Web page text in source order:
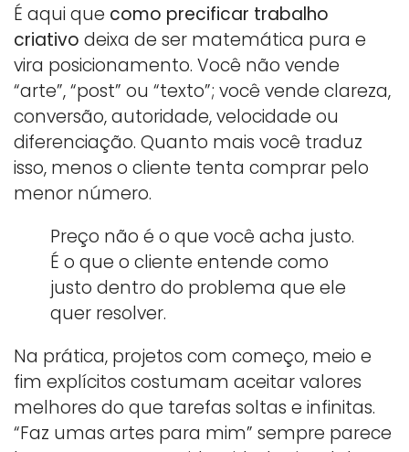
É aqui que como precificar trabalho
criativo deixa de ser matemática pura e
vira posicionamento. Você não vende
“arte”, “post” ou “texto”; você vende clareza,
conversão, autoridade, velocidade ou
diferenciação. Quanto mais você traduz
isso, menos o cliente tenta comprar pelo
menor número.
Preço não é o que você acha justo.
É o que o cliente entende como
justo dentro do problema que ele
quer resolver.
Na prática, projetos com começo, meio e
fim explícitos costumam aceitar valores
melhores do que tarefas soltas e infinitas.
“Faz umas artes para mim” sempre parece